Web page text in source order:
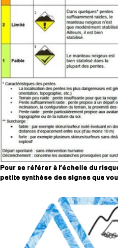
Pour se référer à l’échelle du
petite synthèse des signes que